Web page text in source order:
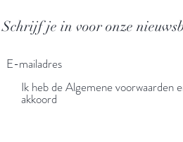
Schrijf je in voor onze
Ik heb de Algemene voorwaarden
akkoord